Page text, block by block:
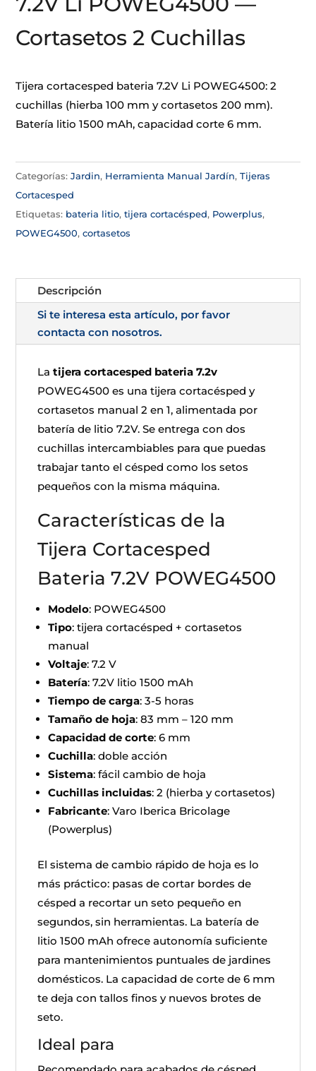
Cortasetos 2 Cuchillas
Tijera cortacesped bateria 7.2V Li POWEG4500: 2
cuchillas (hierba 100 mm y cortasetos 200 mm).
Batería litio 1500 mAh, capacidad corte 6 mm.
Categorías:Jardin, Herramienta Manual Jardín,Tijeras
Cortacesped
Etiquetas: bateria litio,tijera cortacésped, Powerplus,
POWEG4500,cortasetos
Descripción
Si te interesa esta artículo, por favor
contacta con nosotros.
Latijera cortacesped bateria 7.2v
POWEG4500 es una tijera cortacésped y
cortasetos manual 2 en 1, alimentada por
batería de litio 7.2V. Se entrega con dos
cuchillas intercambiables para que puedas
trabajar tanto el césped como los setos
pequeños con la misma máquina.
Características de la
Tijera Cortacesped
Bateria 7.2V POWEG4500
Modelo: POWEG4500
Tipo: tijera cortacésped + cortasetos
manual
Voltaje: 7.2 V
Batería: 7.2V litio 1500 mAh
Tiempo de carga: 3-5 horas
Tamaño de hoja: 83 mm – 120 mm
Capacidad de corte: 6 mm
Cuchilla: doble acción
Sistema: fácil cambio de hoja
Cuchillas incluidas: 2 (hierba y cortasetos)
Fabricante: Varo Iberica Bricolage
(Powerplus)
El sistema de cambio rápido de hoja es lo
más práctico: pasas de cortar bordes de
césped a recortar un seto pequeño en
segundos, sin herramientas. La batería de
litio 1500 mAh ofrece autonomía suficiente
para mantenimientos puntuales de jardines
domésticos. La capacidad de corte de 6 mm
te deja con tallos finos y nuevos brotes de
seto.
Ideal para